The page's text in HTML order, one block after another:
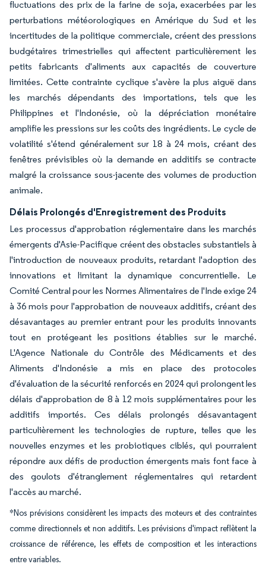
fluctuations des prix de la farine de soja, exacerbées par les
perturbations météorologiques en Amérique du Sud et les
incertitudes de la politique commerciale, créent des pressions
budgétaires trimestrielles qui affectent particulièrement les
petits fabricants d'aliments aux capacités de couverture
limitées. Cette contrainte cyclique s'avère la plus aiguë dans
les marchés dépendants des importations, tels que les
Philippines et l'Indonésie, où la dépréciation monétaire
amplifie les pressions sur les coûts des ingrédients. Le cycle de
volatilité s'étend généralement sur 18 à 24 mois, créant des
fenêtres prévisibles où la demande en additifs se contracte
malgré la croissance sous-jacente des volumes de production
animale.
Délais Prolongés d'Enregistrement des Produits
Les processus d'approbation réglementaire dans les marchés
émergents d'Asie-Pacifique créent des obstacles substantiels à
l'introduction de nouveaux produits, retardant l'adoption des
innovations et limitant la dynamique concurrentielle. Le
Comité Central pour les Normes Alimentaires de l'Inde exige 24
à 36 mois pour l'approbation de nouveaux additifs, créant des
désavantages au premier entrant pour les produits innovants
tout en protégeant les positions établies sur le marché.
L'Agence Nationale du Contrôle des Médicaments et des
Aliments d'Indonésie a mis en place des protocoles
d'évaluation de la sécurité renforcés en 2024 qui prolongent les
délais d'approbation de 8 à 12 mois supplémentaires pour les
additifs importés. Ces délais prolongés désavantagent
particulièrement les technologies de rupture, telles que les
nouvelles enzymes et les probiotiques ciblés, qui pourraient
répondre aux défis de production émergents mais font face à
des goulots d'étranglement réglementaires qui retardent
l'accès au marché.
*Nos prévisions considèrent les impacts des moteurs et des contraintes
comme directionnels et non additifs. Les prévisions d'impact reflètent la
croissance de référence, les effets de composition et les interactions
entre variables.